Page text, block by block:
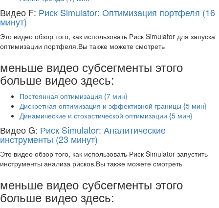
Видео F: Риск Simulator: Оптимизация портфеля (16
минут)
Это видео обзор того, как использовать Риск Simulator для запуска
оптимизации портфеля.Вы также можете смотреть
меньше видео субсегменты этого
больше видео здесь:
Постоянная оптимизация {7 мин}
Дискретная оптимизация и эффективной границы {5 мин}
Динамические и стохастической оптимизации {5 мин}
Видео G: Риск Simulator: Аналитические
инструменты (23 минут)
Это видео обзор того, как использовать Риск Simulator запустить
инструменты анализа рисков.Вы также можете смотреть
меньше видео субсегменты этого
больше видео здесь: